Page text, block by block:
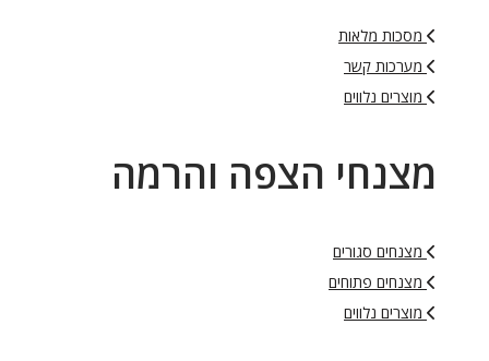
מסכות מלאות
מערכות קשר
מוצרים נלווים
מצנחי הצפה והרמה
מצנחים סגורים
מצנחים פתוחים
מוצרים נלווים